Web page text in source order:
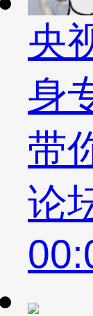
央
身
带
论